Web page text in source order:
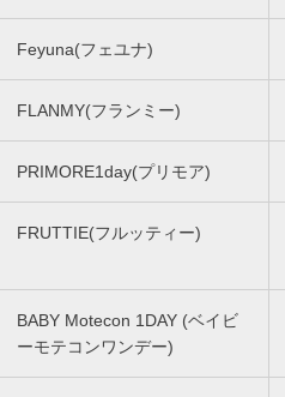
Feyuna(フェユナ)
FLANMY(フランミー)
PRIMORE1day(プリモア)
FRUTTIE(フルッティー)
BABY Motecon 1DAY (ベイビ
ーモテコンワンデー)